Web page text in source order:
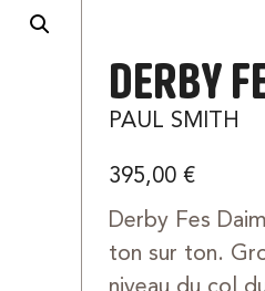
DERBY
PAUL SMITH
395,00 €
Derby Fes
ton sur ton.